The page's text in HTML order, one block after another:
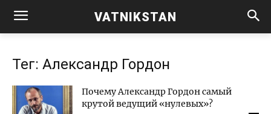
VATNIKSTAN
Тег: Александр Гордон
Почему Александр Гордон самый
крутой ведущий «нулевых»?